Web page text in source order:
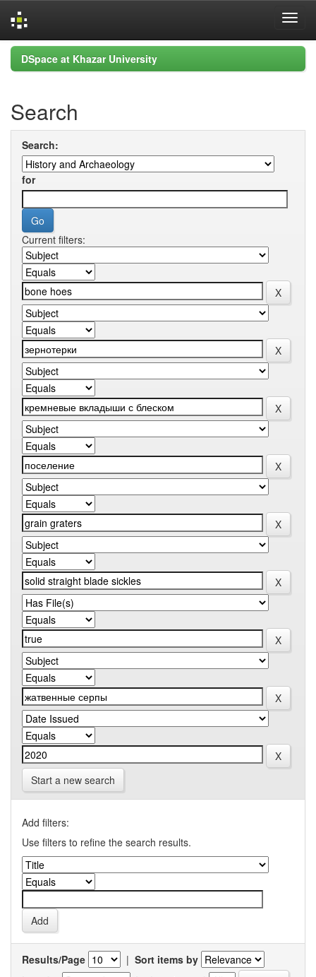
Skip
navigation
DSpace at Khazar University
Search
Search:
for
Current filters:
Start a new search
Add filters:
Use filters to refine the search results.
Results/Page | Sort items by